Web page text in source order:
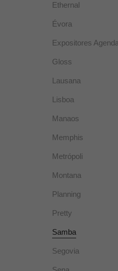
Ethernal
Évora
Expositores
Gloss
Lausana
Lisboa
Manaos
Memphis
Metrópoli
Montana
Planning
Pretty
Samba
Segovia